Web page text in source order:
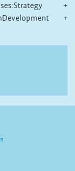
+
+